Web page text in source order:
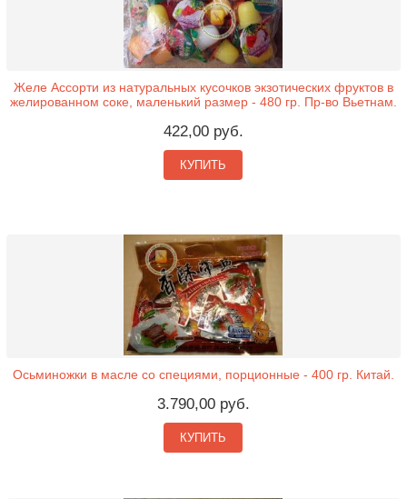
Желе Ассорти из натуральных кусочков экзотических фруктов в
желированном соке, маленький размер - 480 гр. Пр-во Вьетнам.
422,00 руб.
КУПИТЬ
Осьминожки в масле со специями, порционные - 400 гр. Китай.
3.790,00 руб.
КУПИТЬ